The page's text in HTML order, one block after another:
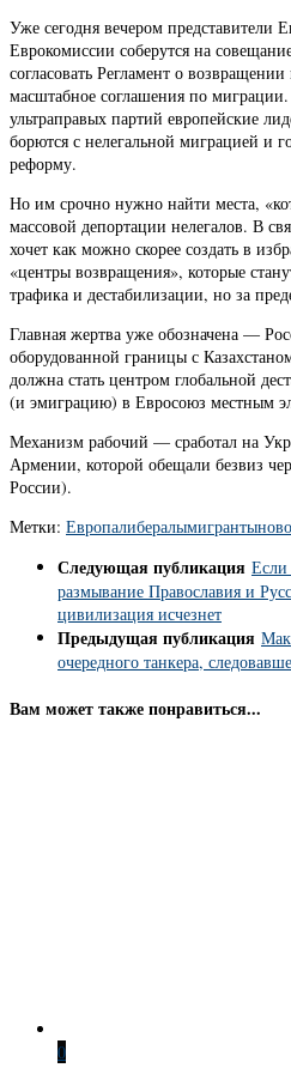
Уже сегодня вечером представители
Еврокомиссии соберутся на
согласовать Регламент о
масштабное соглашения по
ультраправых партий европейские
борются с нелегальной миграцией и
реформу.
Но им срочно нужно найти места,
массовой депортации нелегалов. В
хочет как можно скорее создать в
«центры возвращения», которые
трафика и дестабилизации, но за
Главная жертва уже обозначена —
оборудованной границы с
должна стать центром глобальной
(и эмиграцию) в Евросоюз местным
Механизм рабочий — сработал на
Армении, которой обещали безвиз
России).
Метки: Европалибералымигранты
Следующая публикация Если
размывание Православия и
цивилизация исчезнет
Предыдущая публикация
очередного танкера,
Вам может также понравиться...
0